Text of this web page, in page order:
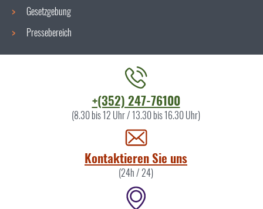
Gesetzgebung
Pressebereich
+(352) 247-76100
(8.30 bis 12 Uhr / 13.30 bis 16.30 Uhr)
Kontaktieren Sie uns
(24h / 24)